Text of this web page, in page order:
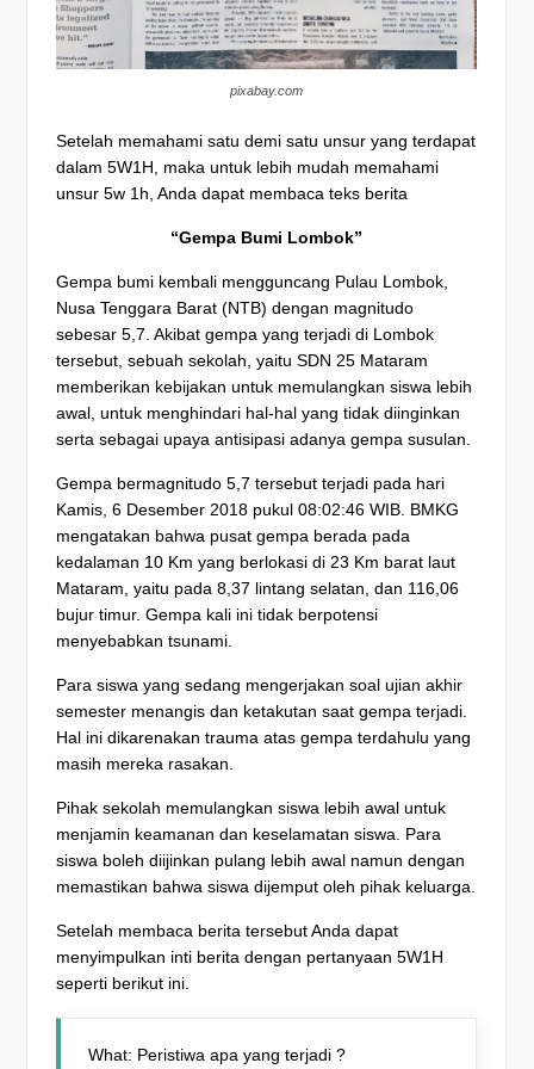
pixabay.com
Setelah memahami satu demi satu unsur yang terdapat
dalam 5W1H, maka untuk lebih mudah memahami
unsur 5w 1h, Anda dapat membaca teks berita
“Gempa Bumi Lombok”
Gempa bumi kembali mengguncang Pulau Lombok,
Nusa Tenggara Barat (NTB) dengan magnitudo
sebesar 5,7. Akibat gempa yang terjadi di Lombok
tersebut, sebuah sekolah, yaitu SDN 25 Mataram
memberikan kebijakan untuk memulangkan siswa lebih
awal, untuk menghindari hal-hal yang tidak diinginkan
serta sebagai upaya antisipasi adanya gempa susulan.
Gempa bermagnitudo 5,7 tersebut terjadi pada hari
Kamis, 6 Desember 2018 pukul 08:02:46 WIB. BMKG
mengatakan bahwa pusat gempa berada pada
kedalaman 10 Km yang berlokasi di 23 Km barat laut
Mataram, yaitu pada 8,37 lintang selatan, dan 116,06
bujur timur. Gempa kali ini tidak berpotensi
menyebabkan tsunami.
Para siswa yang sedang mengerjakan soal ujian akhir
semester menangis dan ketakutan saat gempa terjadi.
Hal ini dikarenakan trauma atas gempa terdahulu yang
masih mereka rasakan.
Pihak sekolah memulangkan siswa lebih awal untuk
menjamin keamanan dan keselamatan siswa. Para
siswa boleh diijinkan pulang lebih awal namun dengan
memastikan bahwa siswa dijemput oleh pihak keluarga.
Setelah membaca berita tersebut Anda dapat
menyimpulkan inti berita dengan pertanyaan 5W1H
seperti berikut ini.
What: Peristiwa apa yang terjadi ?